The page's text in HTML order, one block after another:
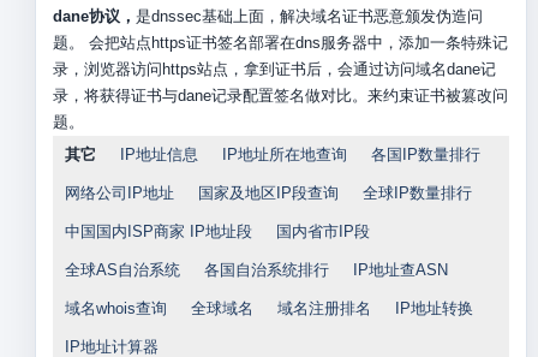
dane协议， 是dnssec基础上面，解决域名证书恶意颁发伪造问
题。 会把站点https证书签名部署在dns服务器中，添加一条特殊记
录，浏览器访问https站点，拿到证书后，会通过访问域名dane记
录，将获得证书与dane记录配置签名做对比。来约束证书被篡改问
题。
其它
IP地址信息 IP地址所在地查询 各国IP数量排行
网络公司IP地址 国家及地区IP段查询 全球IP数量排行
中国国内ISP商家 IP地址段 国内省市IP段
全球AS自治系统 各国自治系统排行 IP地址查ASN
域名whois查询 全球域名 域名注册排名 IP地址转换
IP地址计算器